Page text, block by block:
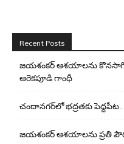
Recent Posts
జయశంకర్ ఆశయాలను
ఆరెక‌పూడి గాంధీ
చందానగర్‌లో భద్రతకు
జయశంకర్ ఆశయాలను ప్రతి